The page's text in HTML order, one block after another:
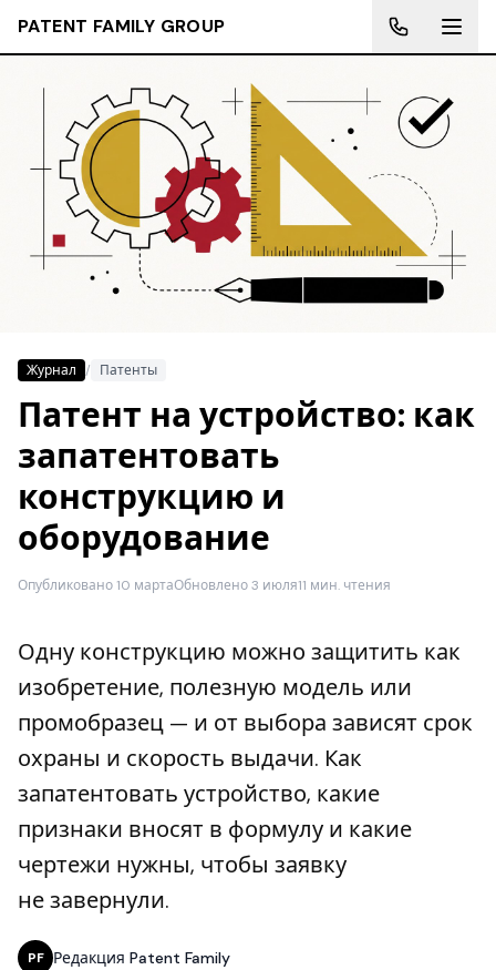
PATENT FAMILY GROUP
Журнал / Патенты
Патент на устройство: как
запатентовать
конструкцию и
оборудование
Опубликовано 10 мартаОбновлено 3 июля11 мин. чтения
Одну конструкцию можно защитить как
изобретение, полезную модель или
промобразец — и от выбора зависят срок
охраны и скорость выдачи. Как
запатентовать устройство, какие
признаки вносят в формулу и какие
чертежи нужны, чтобы заявку
не завернули.
PF Редакция Patent Family